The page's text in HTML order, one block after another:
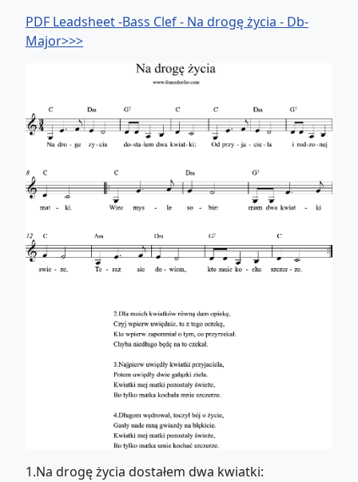
PDF Leadsheet -Bass Clef - Na drogę życia - Db-
Major>>>
1.Na drogę życia dostałem dwa kwiatki: